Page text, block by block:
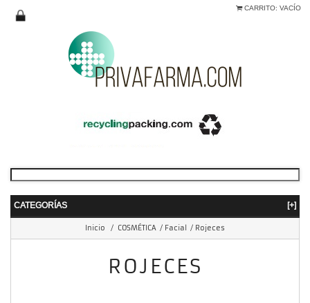
CARRITO: VACÍO
CATEGORÍAS [+]
Inicio / COSMÉTICA / Facial / Rojeces
ROJECES